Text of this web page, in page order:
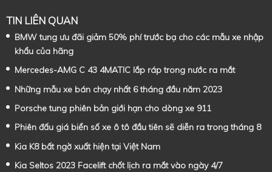
TIN LIÊN QUAN
BMW tung ưu đãi giảm 50% phí trước bạ cho các mẫu xe nhập
khẩu của hãng
Mercedes-AMG C 43 4MATIC lắp ráp trong nước ra mắt
Những mẫu xe bán chạy nhất 6 tháng đầu năm 2023
Porsche tung phiên bản giới hạn cho dòng xe 911
Phiên đấu giá biển số xe ô tô đầu tiên sẽ diễn ra trong tháng 8
Kia K8 bất ngờ xuất hiện tại Việt Nam
Kia Seltos 2023 Facelift chốt lịch ra mắt vào ngày 4/7